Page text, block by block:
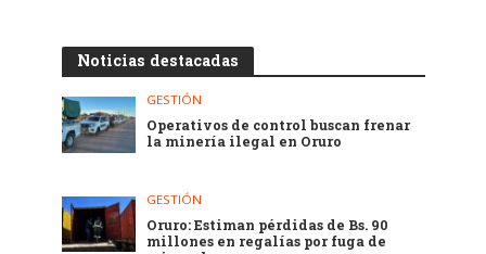
Noticias destacadas
GESTIÓN
Operativos de control buscan frenar
la minería ilegal en Oruro
GESTIÓN
Oruro: Estiman pérdidas de Bs. 90
millones en regalías por fuga de